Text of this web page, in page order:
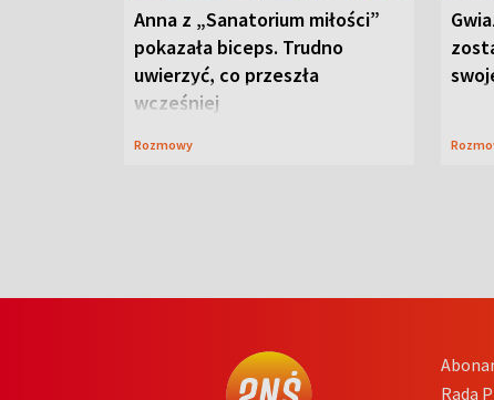
Anna z „Sanatorium miłości”
pokazała biceps. Trudno
uwierzyć, co przeszła
wcześniej
Rozmowy
Rada